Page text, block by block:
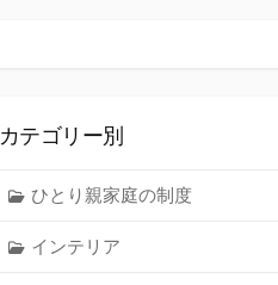
カテゴリー別
ひとり親家庭の制度
インテリア